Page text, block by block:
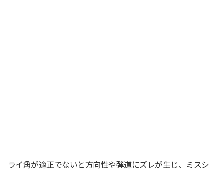
ライ角が適正でないと方向性や弾道にズレが生じ、ミスシ